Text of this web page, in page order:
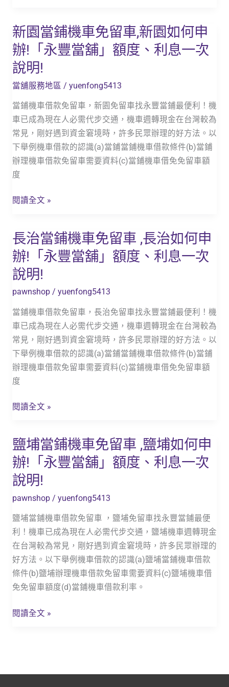
「永
豐
當
舖」
額
度、
利
息
次
說
新園當鋪機車免留車,新園如何申
辦!「永豐當舖」額度、利息一次
說明!
當舖服務地區 / yuenfong5413
當鋪機車借款免留車，新園免留車找永豐當鋪最便利！機
車已成為現在人必需代步交通，機車週轉現金在台灣較為
常見，剛好遇到資金窘境時，許多民眾辦理的好方法。以
下舉例機車借款的認識(a)當鋪當鋪機車借款條件(b)當鋪
辦理機車借款免留車需要資料(c)當鋪機車借免免留車額
度
新
園
當
鋪
機
免
留
車,
新
園
如
何
「永
豐
當
舖」
額
度、
利
息
次
說
閱讀全文 »
長治當鋪機車免留車 ,長治如何申
辦!「永豐當舖」額度、利息一次
說明!
pawnshop/ yuenfong5413
當鋪機車借款免留車，長治免留車找永豐當鋪最便利！機
車已成為現在人必需代步交通，機車週轉現金在台灣較為
常見，剛好遇到資金窘境時，許多民眾辦理的好方法。以
下舉例機車借款的認識(a)當鋪當鋪機車借款條件(b)當鋪
辦理機車借款免留車需要資料(c)當鋪機車借免免留車額
度
長
治
當
鋪
機
免
留
車
長
治
如
辦!
「永
豐
當
舖」
額
度、
利
息
一
次
明!
閱讀全文 »
鹽埔當鋪機車免留車 ,鹽埔如何申
辦!「永豐當舖」額度、利息一次
說明!
pawnshop/ yuenfong5413
鹽埔當鋪機車借款免留車 ，鹽埔免留車找永豐當鋪最便
利！機車已成為現在人必需代步交通，鹽埔機車週轉現金
在台灣較為常見，剛好遇到資金窘境時，許多民眾辦理的
好方法。以下舉例機車借款的認識(a)鹽埔當鋪機車借款
條件(b)鹽埔辦理機車借款免留車需要資料(c)鹽埔機車借
免免留車額度(d)當鋪機車借款利率。
鹽
埔
當
鋪
機
留
車
,
鹽
如
豐
閱讀全文 »